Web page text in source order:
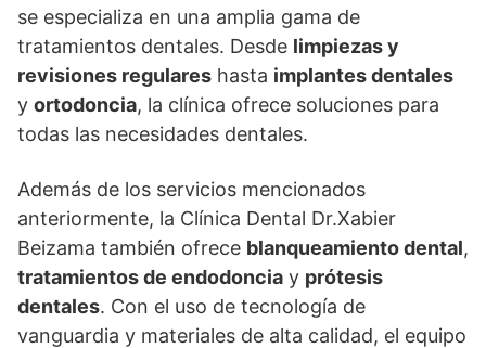
se especializa en una amplia gama de
tratamientos dentales. Desde limpiezas y
revisiones regulares hasta implantes dentales
y ortodoncia, la clínica ofrece soluciones para
todas las necesidades dentales.
Además de los servicios mencionados
anteriormente, la Clínica Dental Dr.Xabier
Beizama también ofrece blanqueamiento dental,
tratamientos de endodoncia y prótesis
dentales. Con el uso de tecnología de
vanguardia y materiales de alta calidad, el equipo